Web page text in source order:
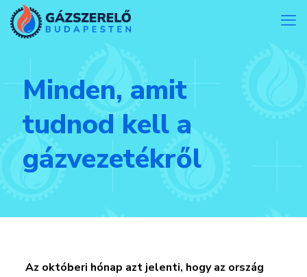
Minden, amit
tudnod kell a
gázvezetékről
Az októberi hónap azt jelenti, hogy az ország